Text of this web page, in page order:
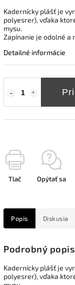
Kadernícky plášť je
polyesrer), vďaka
mysu.
Zapínanie je odolné a
Detailné informácie
Tlač Opýtať sa
Popis Diskusia
Podrobný popis
Kadernícky plášť je
polyesrer), vďaka